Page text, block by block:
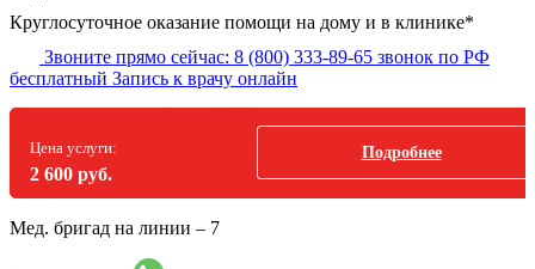
Круглосуточное оказание помощи на дому и в клинике*
Звоните прямо сейчас: 8 (800) 333-89-65 звонок по РФ
бесплатный Запись к врачу онлайн
Цена услуги:
2 600 руб.
Подробнее
Мед. бригад на линии – 7